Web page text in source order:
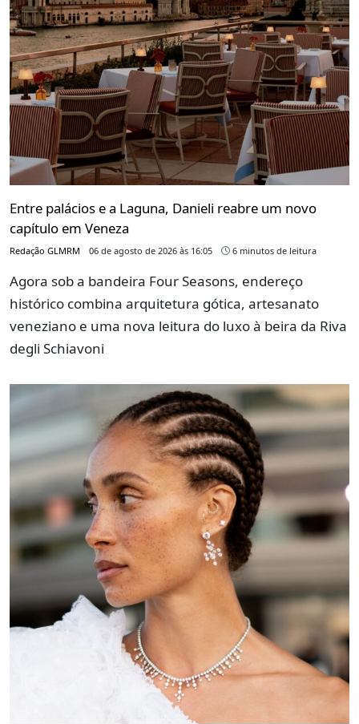
Entre palácios e a Laguna, Danieli reabre um novo
capítulo em Veneza
Redação GLMRM 06 de agosto de 2026 às 16:05 6 minutos de leitura
Agora sob a bandeira Four Seasons, endereço
histórico combina arquitetura gótica, artesanato
veneziano e uma nova leitura do luxo à beira da Riva
degli Schiavoni